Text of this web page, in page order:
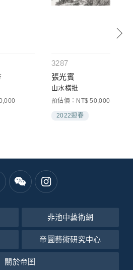
3287
張光賓
山水橫批
預估價：NT$ 50,000-80,000
2022迎春
非池中藝術網
帝圖藝術研究中心
關於帝圖